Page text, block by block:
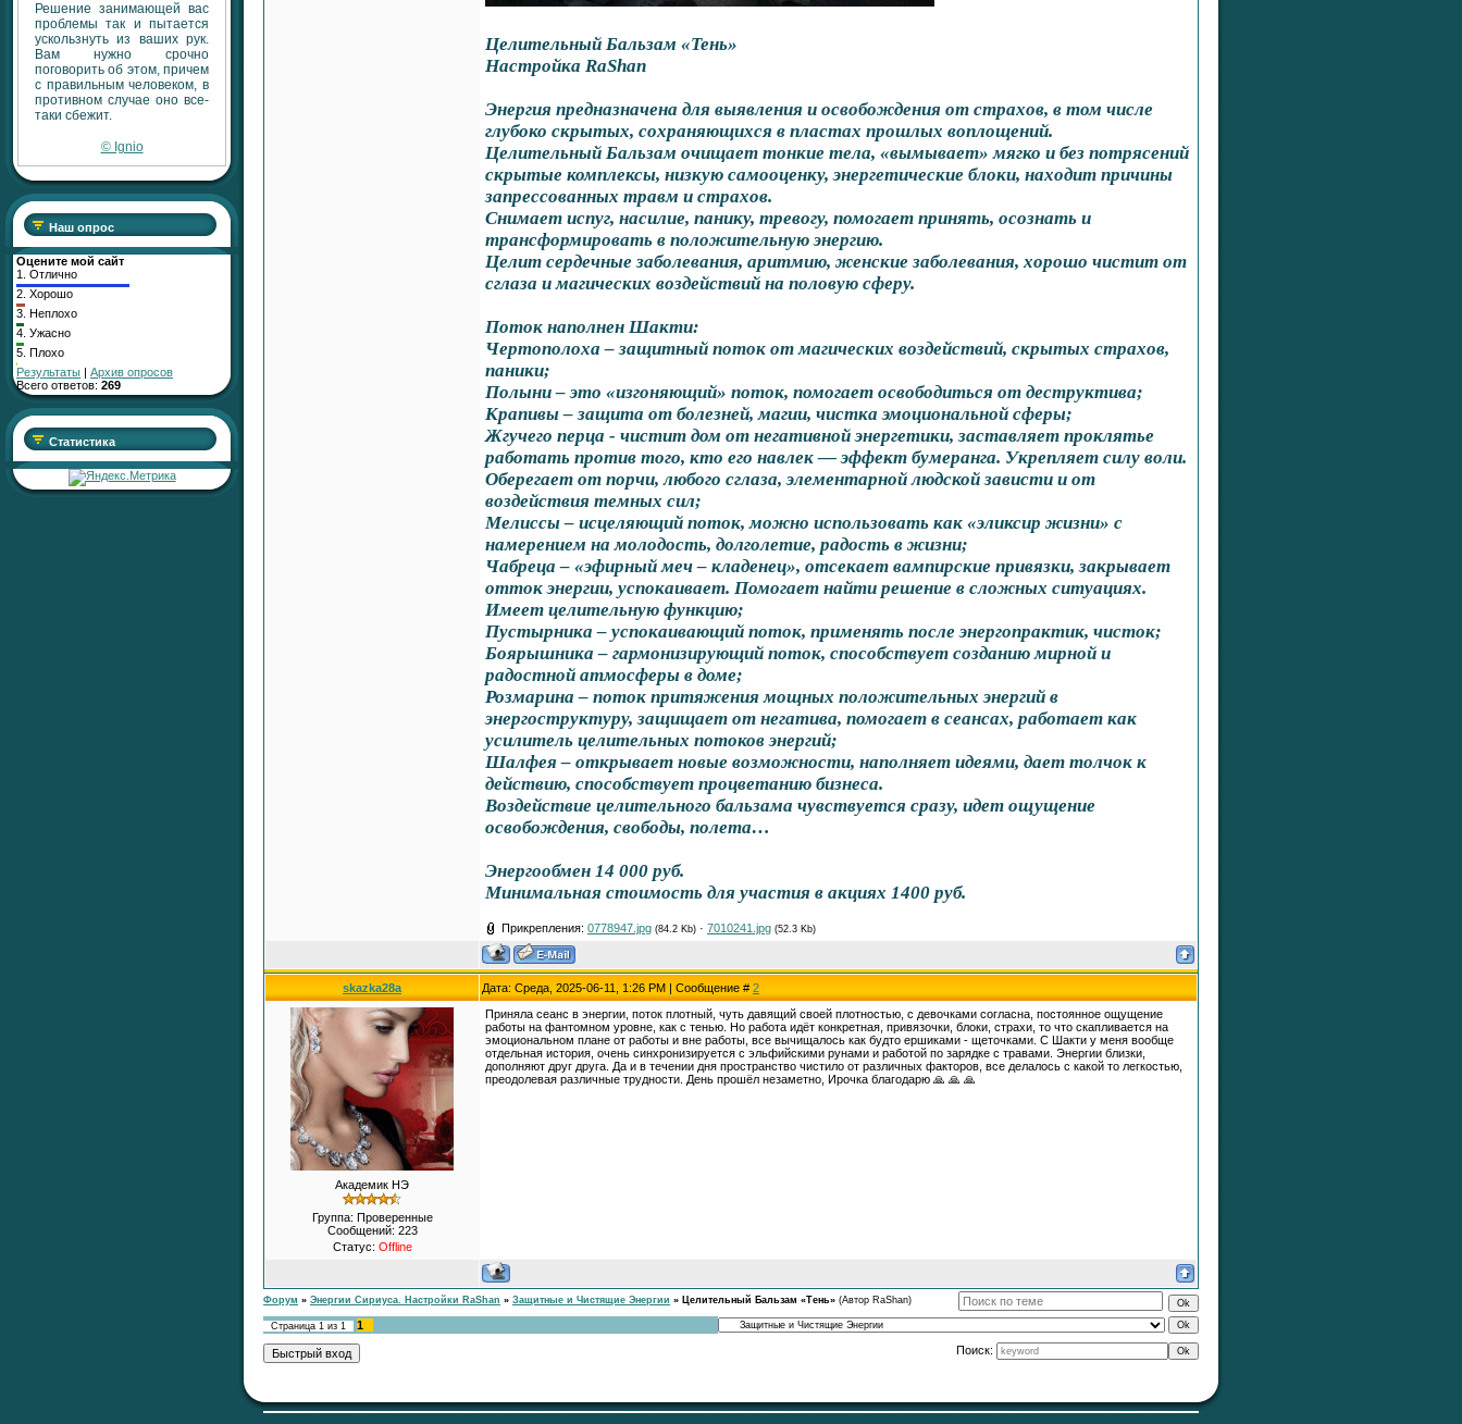
Тема:АКТИВАТОР
ПЛОДОРОДНЫХ ПРОДАЖ
Раздел:Изобилие,
Всего ответов:3
Тема:ЗАБОТА О МАТКЕ
Раздел:
Автор:Admin
Всего ответов:
Тема:«Серебряный ключ к
сердцу»
Раздел:Любовь, Семейные
Отношения, Сексуальность
Автор:RaShan
Решение занимающей вас
проблемы так и пытается
ускользнуть из ваших рук.
Вам нужно срочно
поговорить об этом, причем
с правильным человеком, в
противном случае оно все-
таки сбежит.
© Ignio
Наш опрос
Оцените мой сайт
1. Отлично
2. Хорошо
3. Неплохо
4. Ужасно
5. Плохо
Результаты | Архив опросов
Всего ответов: 269
Статистика
Целительный Бальзам «Тень»
Настройка RaShan
Энергия предназначена для выявления и освобождения от страхов, в том числе
глубоко скрытых, сохраняющихся в пластах прошлых воплощений.
Целительный Бальзам очищает тонкие тела, «вымывает» мягко и без потрясений
скрытые комплексы, низкую самооценку, энергетические блоки, находит причины
запрессованных травм и страхов.
Снимает испуг, насилие, панику, тревогу, помогает принять, осознать и
трансформировать в положительную энергию.
Целит сердечные заболевания, аритмию, женские заболевания, хорошо чистит от
сглаза и магических воздействий на половую сферу.
Поток наполнен Шакти:
Чертополоха – защитный поток от магических воздействий, скрытых страхов,
паники;
Полыни – это «изгоняющий» поток, помогает освободиться от деструктива;
Крапивы – защита от болезней, магии, чистка эмоциональной сферы;
Жгучего перца - чистит дом от негативной энергетики, заставляет проклятье
работать против того, кто его навлек — эффект бумеранга. Укрепляет силу воли.
Оберегает от порчи, любого сглаза, элементарной людской зависти и от
воздействия темных сил;
Мелиссы – исцеляющий поток, можно использовать как «эликсир жизни» с
намерением на молодость, долголетие, радость в жизни;
Чабреца – «эфирный меч – кладенец», отсекает вампирские привязки, закрывает
отток энергии, успокаивает. Помогает найти решение в сложных ситуациях.
Имеет целительную функцию;
Пустырника – успокаивающий поток, применять после энергопрактик, чисток;
Боярышника – гармонизирующий поток, способствует созданию мирной и
радостной атмосферы в доме;
Розмарина – поток притяжения мощных положительных энергий в
энергоструктуру, защищает от негатива, помогает в сеансах, работает как
усилитель целительных потоков энергий;
Шалфея – открывает новые возможности, наполняет идеями, дает толчок к
действию, способствует процветанию бизнеса.
Воздействие целительного бальзама чувствуется сразу, идет ощущение
освобождения, свободы, полета…
Энергообмен 14 000 руб.
Минимальная стоимость для участия в акциях 1400 руб.
Прикрепления: 0778947.jpg (84.2 Kb) · 7010241.jpg (52.3 Kb)
skazka28a Дата: Среда, 2025-06-11, 1:26 PM | Сообщение # 2
Академик НЭ
Группа: Проверенные
Сообщений: 223
Статус: Offline
Приняла сеанс в энергии, поток плотный, чуть давящий своей плотностью, с девочками согласна, постоянное ощущение
работы на фантомном уровне, как с тенью. Но работа идёт конкретная, привязочки, блоки, страхи, то что скапливается на
эмоциональном плане от работы и вне работы, все вычищалось как будто ершиками - щеточками. С Шакти у меня вообще
отдельная история, очень синхронизируется с эльфийскими рунами и работой по зарядке с травами. Энергии близки,
дополняют друг друга. Да и в течении дня пространство чистило от различных факторов, все делалось с какой то легкостью,
преодолевая различные трудности. День прошёл незаметно, Ирочка благодарю 🙏 🙏 🙏
Форум » Энергии Сириуса. Настройки RaShan » Защитные и Чистящие Энергии » Целительный Бальзам «Тень» (Автор RaShan)
Страница 1 из 1
1
Поиск: